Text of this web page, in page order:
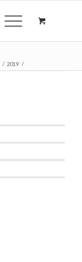
/ 2019 /